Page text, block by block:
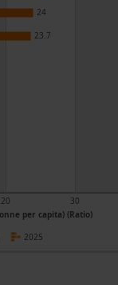
per capita) (Ratio)
20 30
24
23.7
2025